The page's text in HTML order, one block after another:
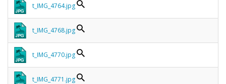
t_IMG_4764.jpg
t_IMG_4768.jpg
t_IMG_4770.jpg
t_IMG_4771.jpg